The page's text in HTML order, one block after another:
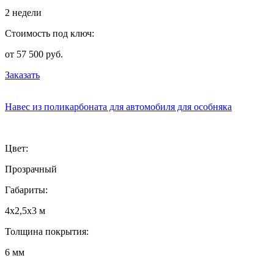
2 недели
Стоимость под ключ:
от 57 500 руб.
Заказать
Навес из поликарбоната для автомобиля для особняка
Цвет:
Прозрачный
Габариты:
4х2,5х3 м
Толщина покрытия:
6 мм